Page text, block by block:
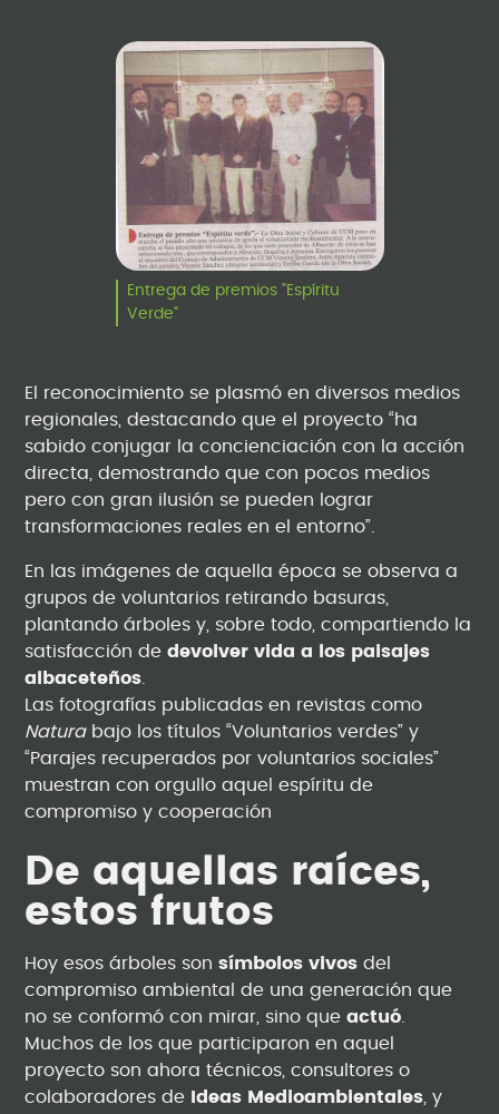
Entrega de premios "Espíritu
Verde"
El reconocimiento se plasmó en diversos medios
regionales, destacando que el proyecto “ha
sabido conjugar la concienciación con la acción
directa, demostrando que con pocos medios
pero con gran ilusión se pueden lograr
transformaciones reales en el entorno”.
En las imágenes de aquella época se observa a
grupos de voluntarios retirando basuras,
plantando árboles y, sobre todo, compartiendo la
satisfacción dedevolver vida a los paisajes
albaceteños
Las fotografías publicadas en revistas como
Naturabajo los títulos “Voluntarios verdes” y
“Parajes recuperados por voluntarios sociales”
muestran con orgullo aquel espíritu de
compromiso y cooperación
De aquellas raíces,
estos frutos
Hoy esos árboles sonsímbolos vivos del
compromiso ambiental de una generación que
no se conformó con mirar, sino queactuó
Muchos de los que participaron en aquel
proyecto son ahora técnicos, consultores o
colaboradores de
Ideas Medioambientales , y